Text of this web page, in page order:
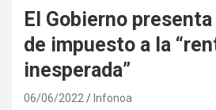
El Gobierno
de impuesto a la
inesperada”
06/06/2022 Infonoa